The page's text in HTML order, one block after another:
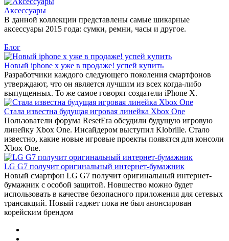
Аксессуары
В данной коллекции представлены самые шикарные
аксессуары 2015 года: сумки, ремни, часы и другое.
Блог
Новый iphone x уже в продаже! успей купить
Разработчики каждого следующего поколения смартфонов
утверждают, что он является лучшим из всех когда-либо
выпущенных. То же самое говорят создатели iPhone X.
Стала известна будущая игровая линейка Xbox One
Пользователи форума ResetEra обсудили будущую игровую
линейку Xbox One. Инсайдером выступил Klobrille. Стало
известно, какие новые игровые проекты появятся для консоли
Xbox One.
LG G7 получит оригинальный интернет-бумажник
Новый смартфон LG G7 получит оригинальный интернет-
бумажник с особой защитой. Новшество можно будет
использовать в качестве безопасного приложения для сетевых
трансакций. Новый гаджет пока не был анонсирован
корейским брендом